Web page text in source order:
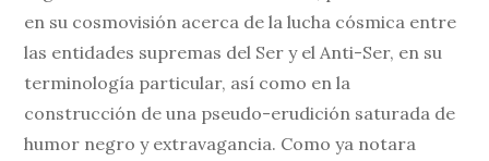
en su cosmovisión acerca de la lucha cósmica entre
las entidades supremas del Ser y el Anti-Ser, en su
terminología particular, así como en la
construcción de una pseudo-erudición saturada de
humor negro y extravagancia. Como ya notara